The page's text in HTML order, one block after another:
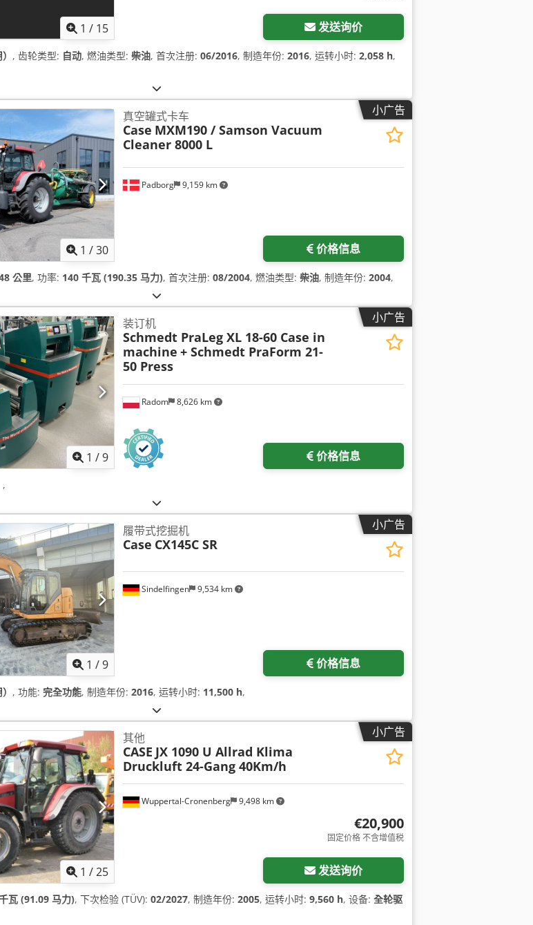
1 / 15 发送询价
, 齿轮类型: 自动, 燃油类型: 柴油, 首次注册: 06/2016, 制造年份: 2016, 运转小时: 2,058 h,
小广告
1 /30
Padborg 9,159 km
真空罐式卡车
Case MXM190 / Samson Vacuum
Cleaner 8000 L
价格信息
公里, 功率: 140 千瓦 (190.35 马力), 首次注册: 08/2004, 燃油类型: 柴油, 制造年份: 2004,
小广告
1 /9
Radom 8,626 km
装订机
Schmedt PraLeg XL 18-60 Case in
machine + Schmedt PraForm 21-
50 Press
价格信息
,
小广告
1 /9
Sindelfingen 9,534 km
履带式挖掘机
Case CX145C SR
价格信息
, 功能: 完全功能, 制造年份: 2016, 运转小时: 11,500 h,
小广告
1 /25
Wuppertal-Cronenberg 9,498 km
其他
CASE JX 1090 U Allrad Klima
Druckluft 24-Gang 40Km/h
€20,900
固定价格 不含增值税
发送询价
瓦 (91.09 马力), 下次检验 (TÜV): 02/2027, 制造年份: 2005, 运转小时: 9,560 h, 设备: 全轮驱